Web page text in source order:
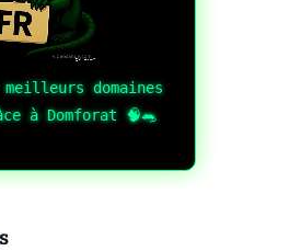
domaines
à Domforat 🧠🐀